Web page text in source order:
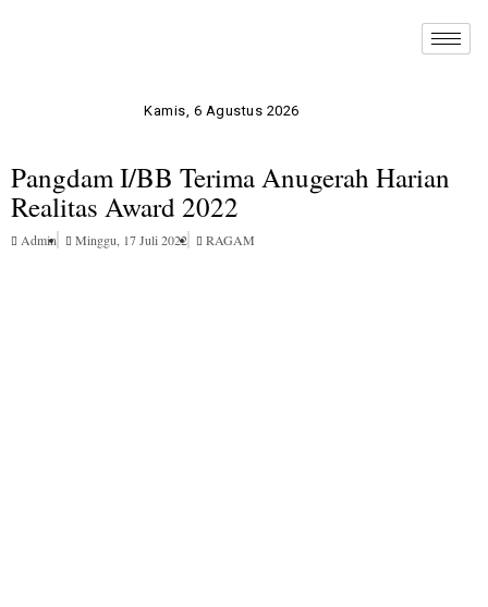
Kamis, 6 Agustus 2026
Pangdam I/BB Terima Anugerah Harian
Realitas Award 2022
Admin Minggu, 17 Juli 2022 RAGAM